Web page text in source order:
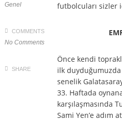
futbolcuları sizler
Önce kendi
ilk duyduğumuzda
senelik
33. Haftada
karşılaşmasında
Sami Yen’e adım
Genel
COMMENTS
No Comments
SHARE